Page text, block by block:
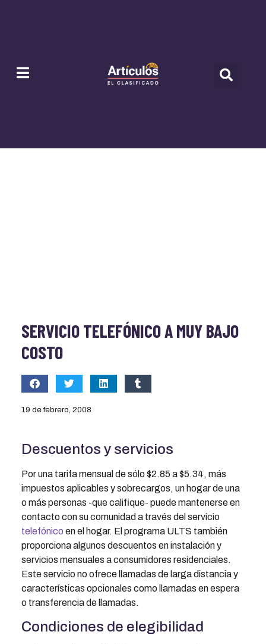
SERVICIO TELEFÓNICO A MUY BAJO
COSTO
19 de febrero, 2008
Descuentos y servicios
Por una tarifa mensual de sólo $2.85 a $5.34, más
impuestos aplicables y sobrecargos, un hogar de una
o más personas -que califique- puede mantenerse en
contacto con su comunidad a través del servicio
telefónico en el hogar. El programa ULTS también
proporciona algunos descuentos en instalación y
servicios mensuales a consumidores residenciales.
Este servicio no ofrece llamadas de larga distancia y
características opcionales como llamadas en espera
o transferencia de llamadas.
Condiciones de elegibilidad